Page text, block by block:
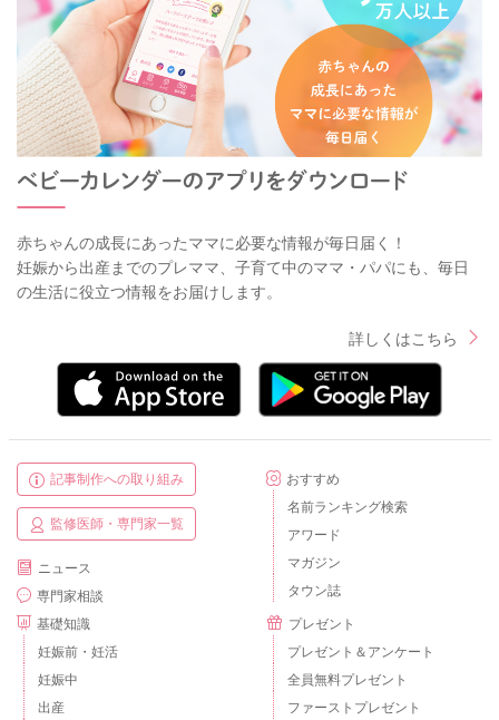
赤ちゃんの成長にあったママに必要な情報が毎日届く！
妊娠から出産までのプレママ、子育て中のママ・パパにも、毎日
の生活に役立つ情報をお届けします。
詳しくはこちら
記事制作への取り組み
監修医師・専門家一覧
ニュース
専門家相談
基礎知識
妊娠前・妊活
妊娠中
出産
おすすめ
名前ランキング検索
アワード
マガジン
タウン誌
プレゼント
プレゼント＆アンケート
全員無料プレゼント
ファーストプレゼント